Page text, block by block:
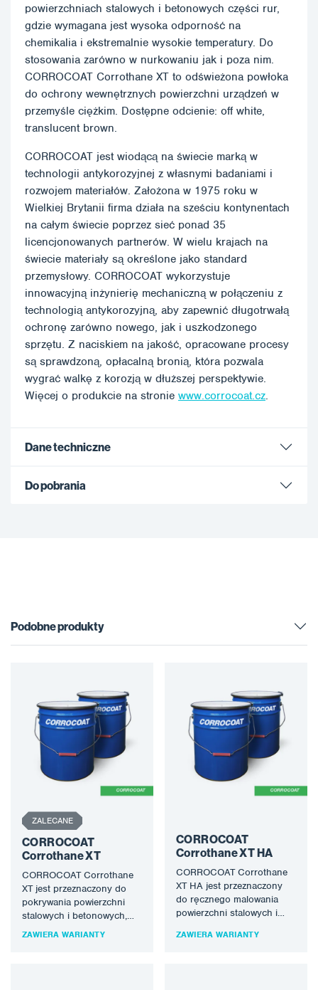
powierzchniach stalowych i betonowych części rur,
gdzie wymagana jest wysoka odporność na
chemikalia i ekstremalnie wysokie temperatury. Do
stosowania zarówno w nurkowaniu jak i poza nim.
CORROCOAT Corrothane XT to odświeżona powłoka
do ochrony wewnętrznych powierzchni urządzeń w
przemyśle ciężkim. Dostępne odcienie: off white,
translucent brown.
CORROCOAT jest wiodącą na świecie marką w
technologii antykorozyjnej z własnymi badaniami i
rozwojem materiałów. Założona w 1975 roku w
Wielkiej Brytanii firma działa na sześciu kontynentach
na całym świecie poprzez sieć ponad 35
licencjonowanych partnerów. W wielu krajach na
świecie materiały są określone jako standard
przemysłowy. CORROCOAT wykorzystuje
innowacyjną inżynierię mechaniczną w połączeniu z
technologią antykorozyjną, aby zapewnić długotrwałą
ochronę zarówno nowego, jak i uszkodzonego
sprzętu. Z naciskiem na jakość, opracowane procesy
są sprawdzoną, opłacalną bronią, która pozwala
wygrać walkę z korozją w dłuższej perspektywie.
Więcej o produkcie na stronie www.corrocoat.cz.
Dane techniczne
Do pobrania
Podobne produkty
ZALECANE
CORROCOAT
Corrothane XT
CORROCOAT Corrothane
XT jest przeznaczony do
pokrywania powierzchni
stalowych i betonowych,
gdzie wymagana jest
ZAWIERA WARIANTY
CORROCOAT
Corrothane XT HA
CORROCOAT Corrothane
XT HA jest przeznaczony
do ręcznego malowania
powierzchni stalowych i
wymagana jest wysoka
ZAWIERA WARIANTY